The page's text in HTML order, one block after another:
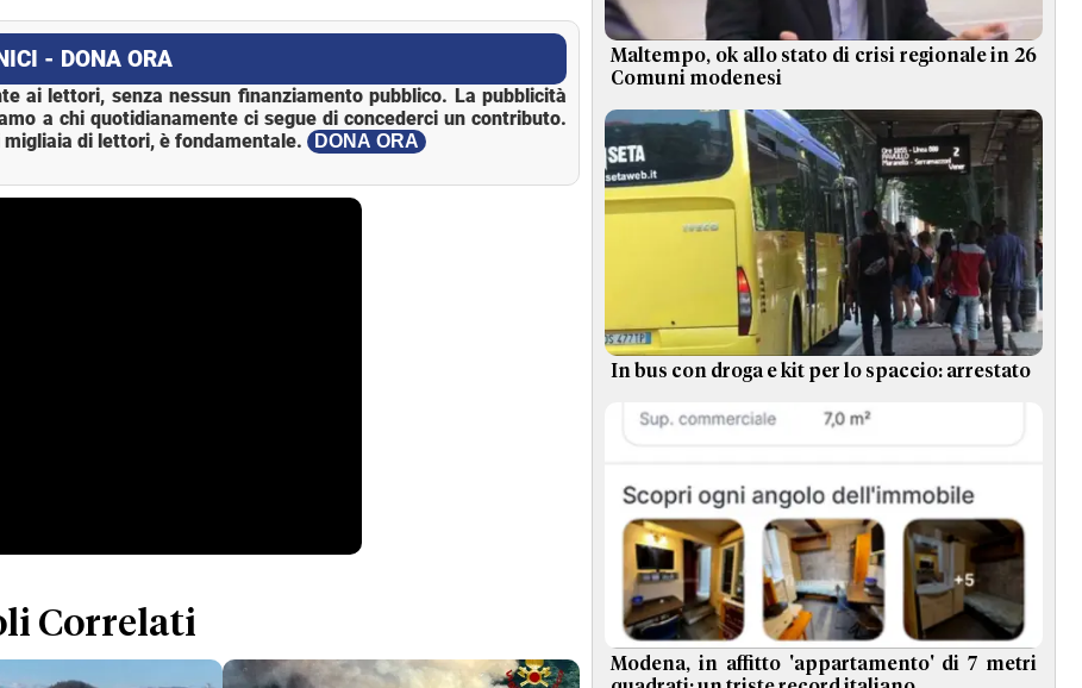
- DONA ORA
ai lettori, senza nessun finanziamento pubblico. La pubblicità
a chi quotidianamente ci segue di concederci un contributo.
di lettori, è fondamentale.
DONA ORA
Correlati
Maltempo, ok allo stato di crisi regionale in 26
Comuni modenesi
In bus con droga e kit per lo spaccio: arrestato
Modena, in affitto 'appartamento' di 7 metri